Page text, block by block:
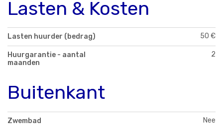
Lasten & Kosten
Lasten huurder (bedrag) 50 €
Huurgarantie - aantal
maanden
2
Buitenkant
Zwembad Nee